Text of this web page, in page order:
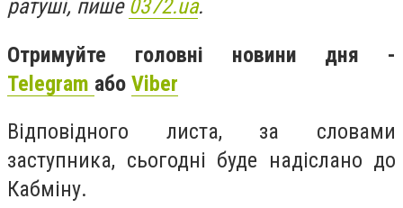
ратуші, пише 0372.ua.
Отримуйте головні новини дня -
Telegram або Viber
Відповідного листа, за словами
заступника, сьогодні буде надіслано до
Кабміну.